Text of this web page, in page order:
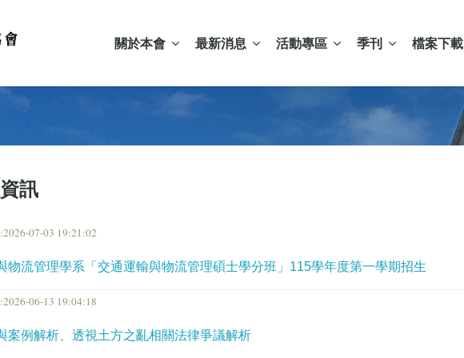
關於本會
最新消息 活動專區 季刊 檔案下載
訊
07-03 19:21:02
物流管理學系「交通運輸與物流管理碩士學分班」115學年度第一學期招生
06-13 19:04:18
案例解析、透視土方之亂相關法律爭議解析